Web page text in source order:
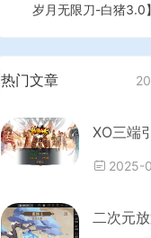
岁月无限刀-白猪3.0
热门文章
2025-